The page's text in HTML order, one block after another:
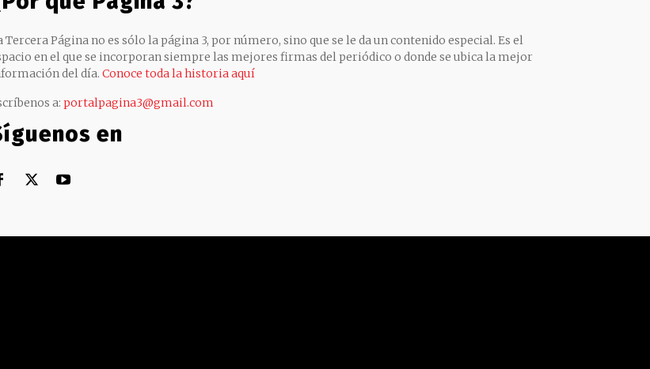
Tercera Página no es sólo la página 3, por número, sino que se le da un contenido especial. Es el
en el que se incorporan siempre las mejores firmas del periódico o donde se ubica la mejor
del día. Conoce toda la historia aquí
a: portalpagina3@gmail.com
en